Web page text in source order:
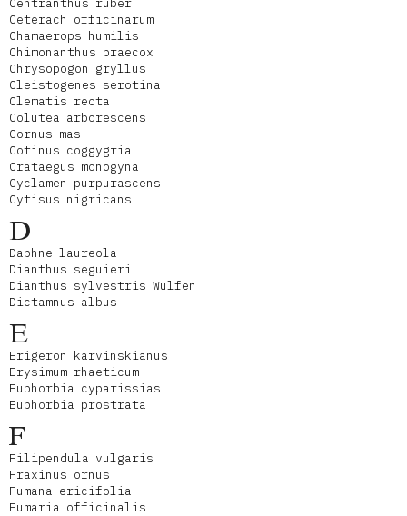
Centranthus ruber
Ceterach officinarum
Chamaerops humilis
Chimonanthus praecox
Chrysopogon gryllus
Cleistogenes serotina
Clematis recta
Colutea arborescens
Cornus mas
Cotinus coggygria
Crataegus monogyna
Cyclamen purpurascens
Cytisus nigricans
D
Daphne laureola
Dianthus seguieri
Dianthus sylvestris Wulfen
Dictamnus albus
E
Erigeron karvinskianus
Erysimum rhaeticum
Euphorbia cyparissias
Euphorbia prostrata
F
Filipendula vulgaris
Fraxinus ornus
Fumana ericifolia
Fumaria officinalis